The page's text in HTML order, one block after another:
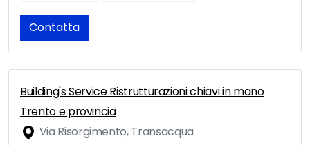
Contatta
Building's Service Ristrutturazioni chiavi in mano
Trento e provincia
Via Risorgimento, Transacqua